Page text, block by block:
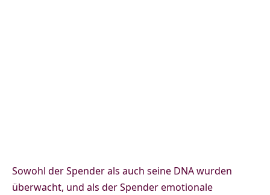
Sowohl der Spender als auch seine DNA wurden
überwacht, und als der Spender emotionale